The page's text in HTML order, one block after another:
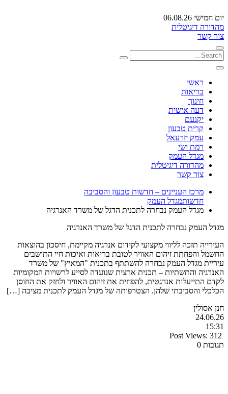
יום חמישי 06.08.26
מהדורה דיגיטלית
צור קשר
ראשי
בריאות
חינוך
דעה אישית
יקנעם
קרית טבעון
עמק יזרעאל
רמת ישי
מגדל העמק
מהדורה דיגיטלית
צור קשר
מרכז העניינים – חדשות טבעון והסביבה
חדשותמגדל העמק
מגדל העמק נבחרה לתכנית הדגל של משרד האנרגיה
מגדל העמק נבחרה לתכנית הדגל של משרד האנרגיה
העירייה תזכה לליווי מקצועי לקידום אנרגיה מקיימת, חיסכון בהוצאות
החשמל והפחתת זיהום האוויר לטובת בריאות ואיכות חיי התושבים
עיריית מגדל העמק נבחרה להשתתף בתכנית "המאיץ" של משרד
האנרגיה והתשתיות – תכנית ארצית שנועדה לסייע לרשויות המקומיות
לקדם התייעלות אנרגטית, להפחית את זיהום האוויר ולחזק את החוסן
הכלכלי והסביבתי שלהן. הצטרפותה של מגדל העמק לתכנית מציבה […]
חנן אסולין
24.06.26
15:31
Post Views: 312
תגובות 0